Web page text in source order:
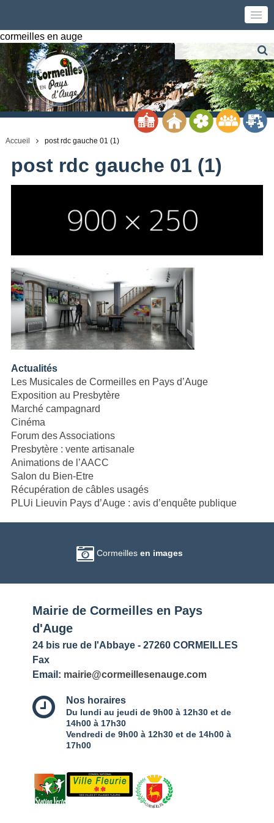
cormeilles en auge
Accueil post rdc gauche 01 (1)
post rdc gauche 01 (1)
Actualités
Les Musicales de Cormeilles en Pays d’Auge
Exposition au Presbytère
Marché campagnard
Cinéma
Forum des Associations
Presbytère : vente artisanale
Animations de l’AACC
Salon du Bien-Etre
Récupération de câbles usagés
PLUi Lieuvin Pays d’Auge : avis d’enquête publique
Cormeillesen images
Mairie de Cormeilles en Pays
d'Auge
24 bis rue de l'Abbaye - 27260 CORMEILLES
Fax
Email: mairie@cormeillesenauge.com
Nos horaires
Du lundi au jeudi de 9h00 à 12h30 et de
14h00 à 17h30
Vendredi de 9h00 à 12h30 et de 14h00 à
17h00